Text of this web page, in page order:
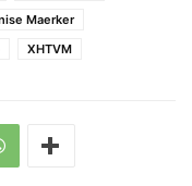
Maerker
XHTVM